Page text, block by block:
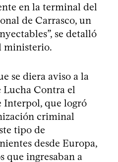
en la terminal del
de Carrasco, un
se detalló
ministerio.
se diera aviso a la
Contra el
Interpol, que logró
criminal
tipo de
desde Europa,
que ingresaban a